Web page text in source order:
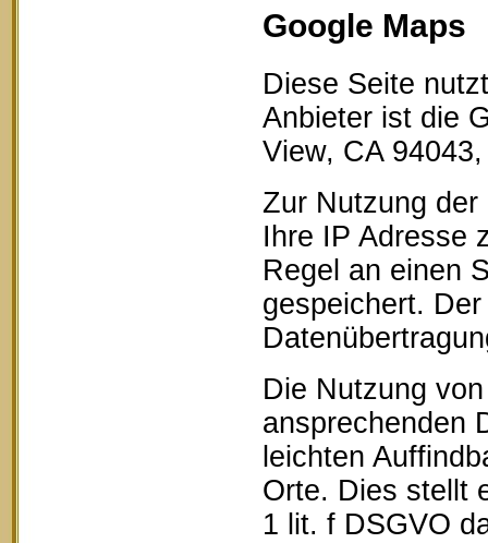
Google Maps
Diese Seite
Anbieter ist die
View, CA
Zur Nutzung
Ihre IP Adresse
Regel an einen
gespeichert.
Die Nutzung
ansprechenden
leichten
Orte. Dies stellt
1 lit. f DSGVO